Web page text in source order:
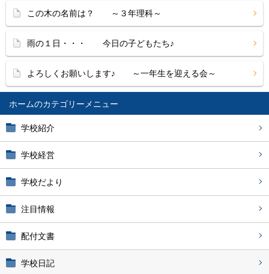
ホーム
学校紹介
学校経営
学校だより
注目情報
配付文書
学校日記
この木の名前は？ ～３年理科～
雨の１日・・・ 今日の子どもたち♪
よろしくお願いします♪ ～一年生を迎える会～